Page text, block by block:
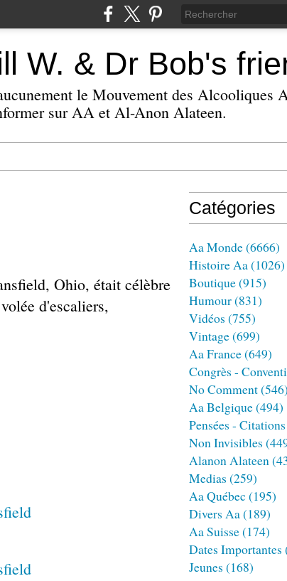
W. & Dr Bob's
le Mouvement des Alcooliques
sur AA et Al-Anon Alateen.
Ohio, était célèbre
d'escaliers,
Catégories
Aa Monde(6666)
Histoire Aa(1026)
Boutique(915)
Humour(831)
Vidéos (755)
Vintage(699)
Aa France(649)
Congrès -
No Comment(546)
Aa Belgique(494)
Pensées - Citations
Non Invisibles
Alanon Alateen
Medias (259)
Aa Québec (195)
Divers Aa(189)
Aa Suisse(174)
Dates Importantes
Jeunes (168)